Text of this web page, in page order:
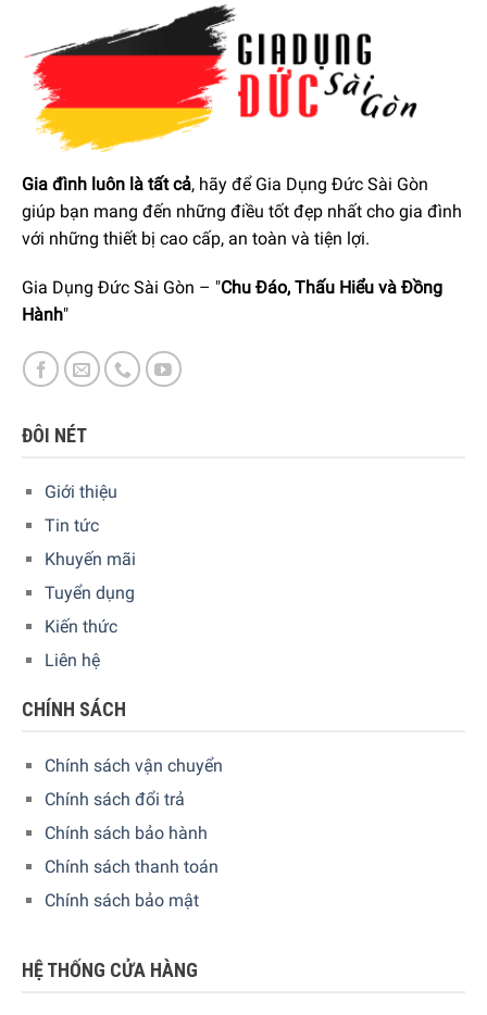
Chức Năng Đa Dạng
Máy Nướng Bánh Mỳ DeLonghi CTOV2103.BK có chức
năng tự động đưa những lát bánh mì về khu trung tâm để
gia nhiệt và nướng, nhờ đó chỉ sau ít phút bạn đã có ngay
những lát bánh mì giòn tan, thơm phức, sẵn sàng cho bữa
sáng hoặc bữa ăn nhẹ đầy hấp dẫn.
bạn dễ dàng hâm nóng các loại bánh mì khác như bánh mì
đen, bánh mì hoa cúc, làm nóng bánh mì tròn hoặc rã đông
thực phẩm chi trong ít phút.
công nghệ kiểm soát độ vàng nên thành phẩm thường có
màu sắc bắt mắt, đảm bảo không bị khét, cháy.
Gia đình luôn là tất cả, hãy để Gia Dụng Đức Sài Gòn
giúp bạn mang đến những điều tốt đẹp nhất cho gia đình
với những thiết bị cao cấp, an toàn và tiện lợi.
Gia Dụng Đức Sài Gòn – "Chu Đáo, Thấu Hiểu và Đồng
Hành"
ĐÔI NÉT
Giới thiệu
Tin tức
Khuyến mãi
Tuyển dụng
Kiến thức
Liên hệ
CHÍNH SÁCH
Chính sách vận chuyển
Chính sách đổi trả
Chính sách bảo hành
Chính sách thanh toán
Chính sách bảo mật
HỆ THỐNG CỬA HÀNG